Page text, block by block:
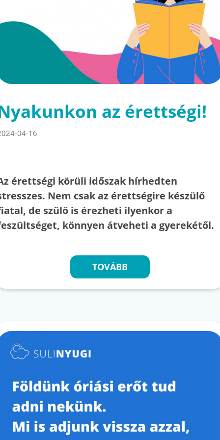
az érettségi!
04-16
érettségi körüli időszak hírhedten
Nem csak az érettségire készülő
de szülő is érezheti ilyenkor a
könnyen átveheti a gyerekétől.
TOVÁBB